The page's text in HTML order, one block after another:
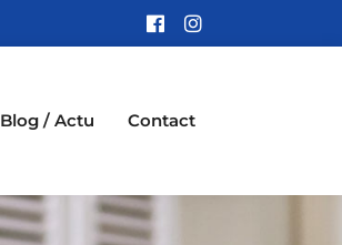
Blog / Actu Contact